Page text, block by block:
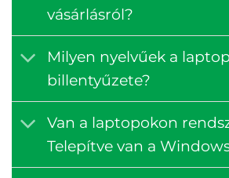
vásárlásról?
Milyen nyelvűek a
billentyűzete?
Van a laptopokon
Telepítve van a